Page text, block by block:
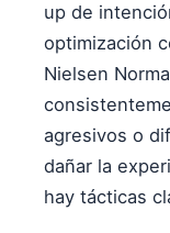
up de
optimización
Nielsen
agresivos o
dañar la
hay tácticas